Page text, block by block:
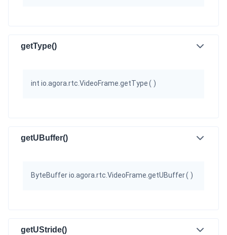
getType()
int io.agora.rtc.VideoFrame.getType( )
getUBuffer()
ByteBuffer io.agora.rtc.VideoFrame.getUBuffer( )
getUStride()